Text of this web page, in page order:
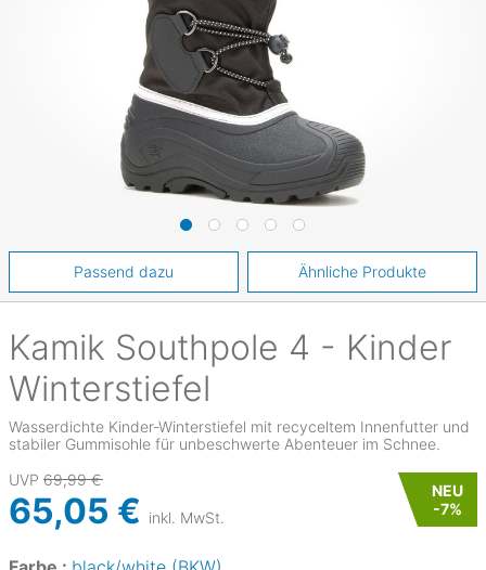
Kamik Southpole 4 - Kinder
Winterstiefel
Wasserdichte Kinder-Winterstiefel mit recyceltem Innenfutter und
stabiler Gummisohle für unbeschwerte Abenteuer im Schnee.
UVP 69,99 €
65,05 € inkl. MwSt.
NEU
-7%
Passend dazu Ähnliche Produkte